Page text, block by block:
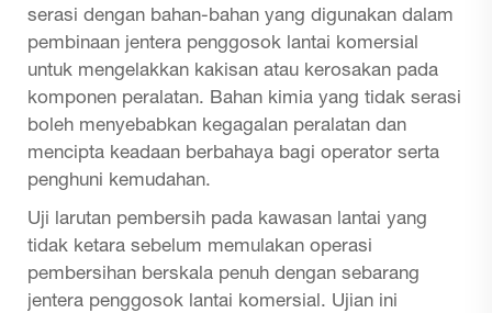
serasi dengan bahan-bahan yang digunakan dalam
pembinaan jentera penggosok lantai komersial
untuk mengelakkan kakisan atau kerosakan pada
komponen peralatan. Bahan kimia yang tidak serasi
boleh menyebabkan kegagalan peralatan dan
mencipta keadaan berbahaya bagi operator serta
penghuni kemudahan.
Uji larutan pembersih pada kawasan lantai yang
tidak ketara sebelum memulakan operasi
pembersihan berskala penuh dengan sebarang
jentera penggosok lantai komersial. Ujian ini